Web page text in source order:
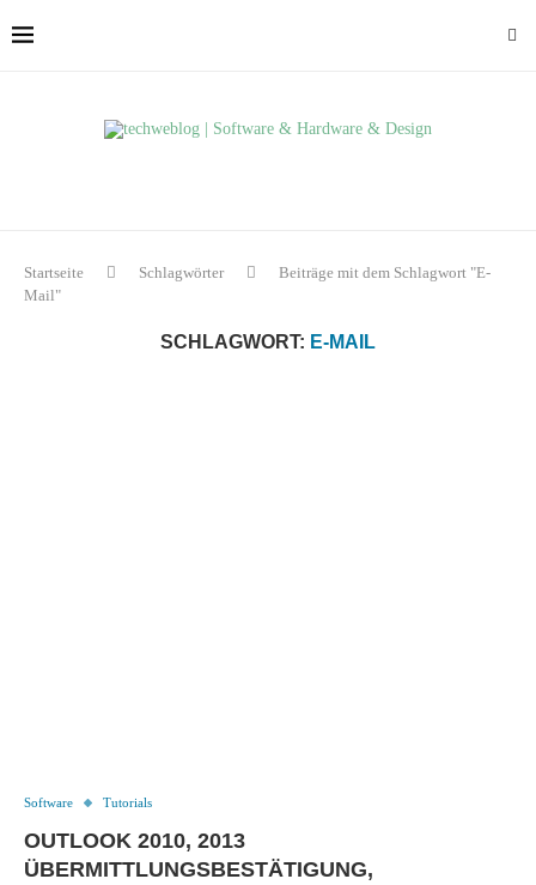
Startseite Schlagwörter
Beiträge mit dem Schlagwort "E-
Mail"
SCHLAGWORT: E-MAIL
Software Tutorials
OUTLOOK 2010, 2013
ÜBERMITTLUNGSBESTÄTIGUNG,